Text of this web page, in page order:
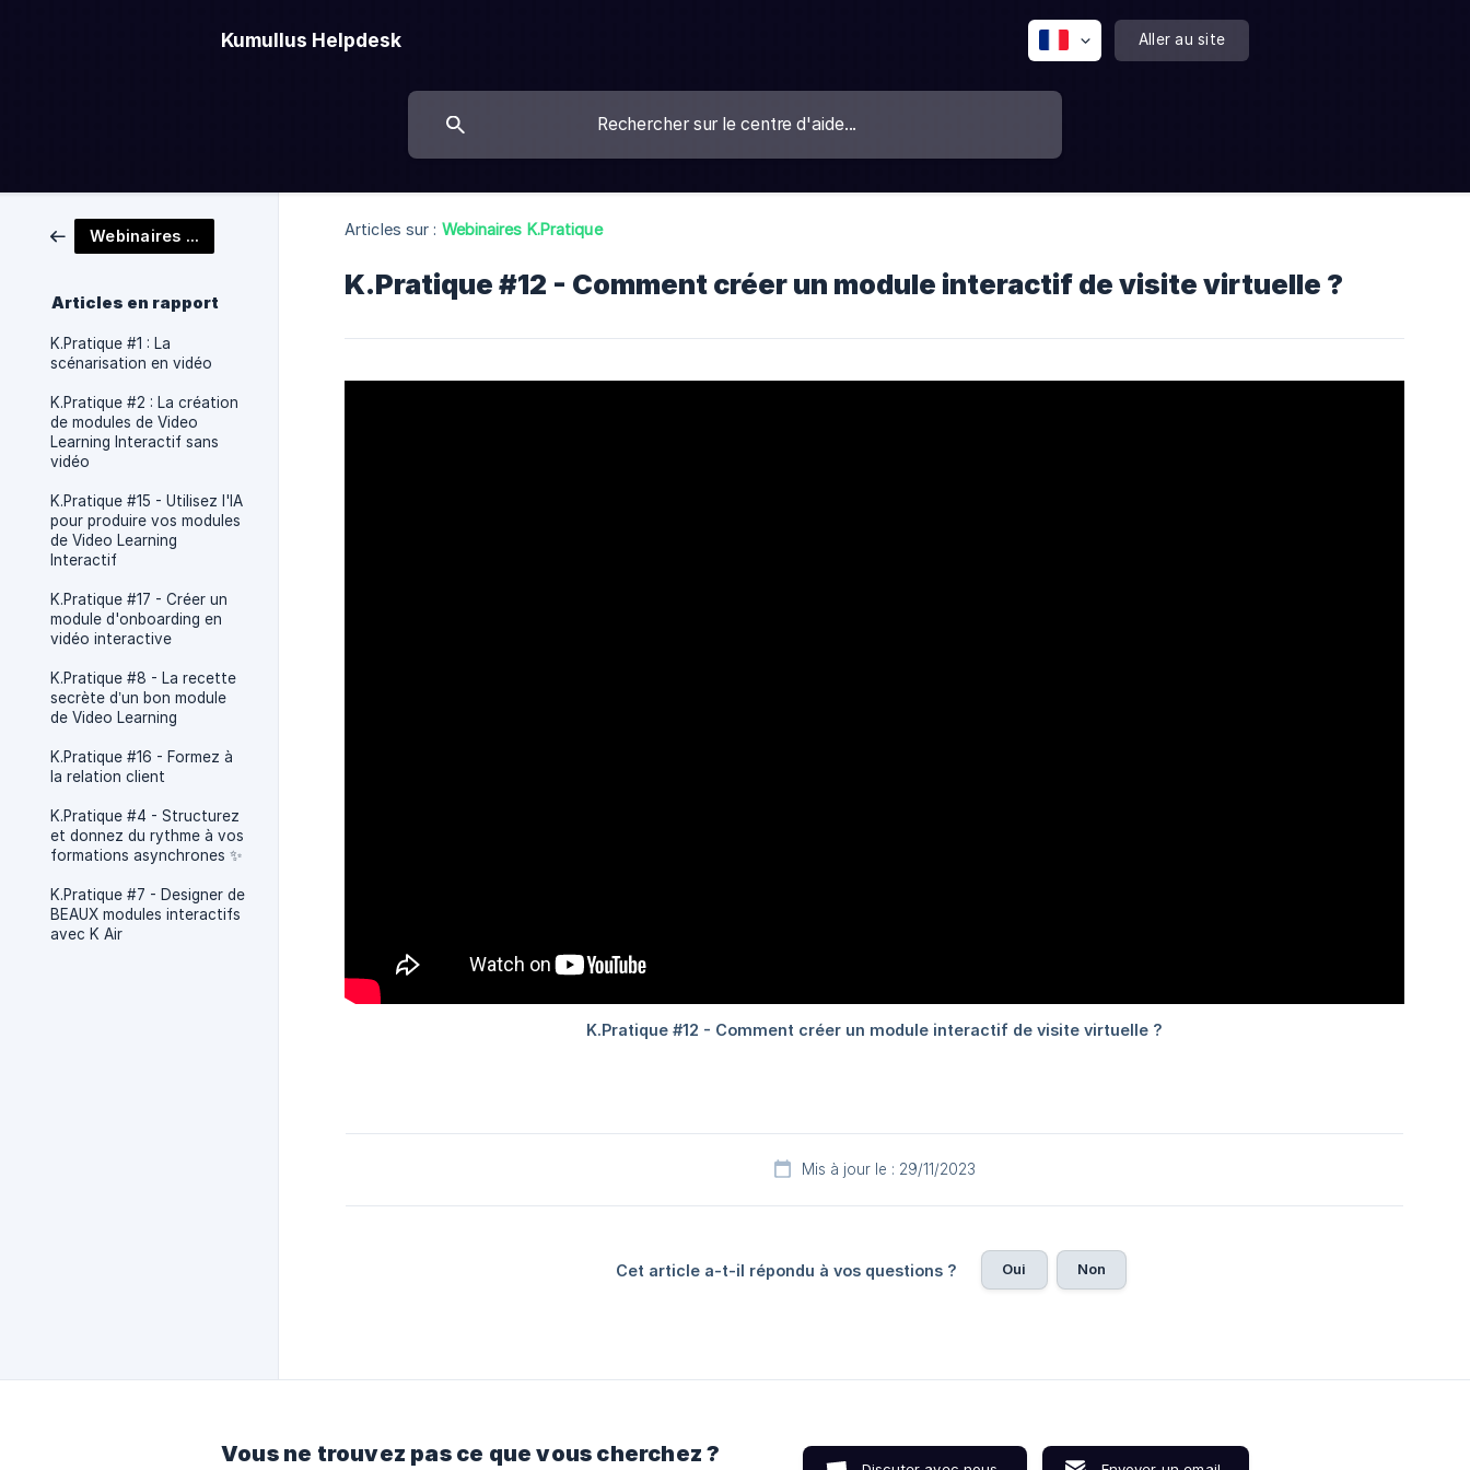
Kumullus Helpdesk Aller au site
Webinaires K.Pratique
Articles en rapport
K.Pratique #1 : La
scénarisation en vidéo
K.Pratique #2 : La création
de modules de Video
Learning Interactif sans
vidéo
K.Pratique #15 - Utilisez l'IA
pour produire vos modules
de Video Learning
Interactif
K.Pratique #17 - Créer un
module d'onboarding en
vidéo interactive
K.Pratique #8 - La recette
secrète d’un bon module
de Video Learning
K.Pratique #16 - Formez à
la relation client
K.Pratique #4 - Structurez
et donnez du rythme à vos
formations asynchrones ✨
K.Pratique #7 - Designer de
BEAUX modules interactifs
avec K Air
Articles sur : Webinaires K.Pratique
K.Pratique #12 - Comment créer un module interactif de visite virtuelle ?
Mis à jour le : 29/11/2023
Cet article a-t-il répondu à vos questions ? Oui Non
Vous ne trouvez pas ce que vous cherchez ?